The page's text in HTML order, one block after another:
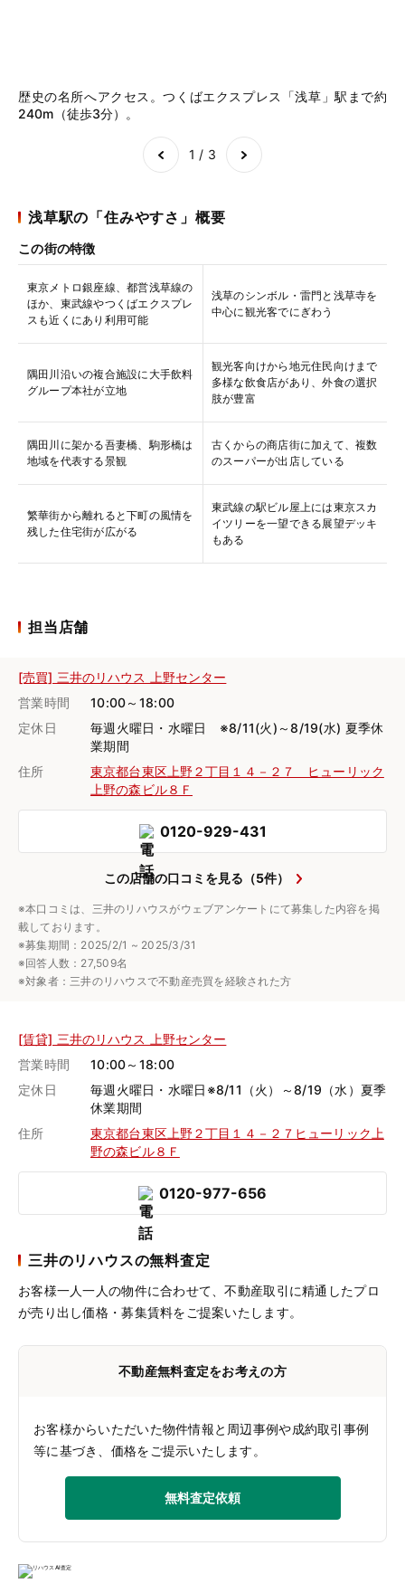
歴史の名所へアクセス。つくばエクスプレス「浅草」駅まで約
240m（徒歩3分）。
1 / 3
浅草駅の「住みやすさ」概要
この街の特徴
東京メトロ銀座線、都営浅草線の
ほか、東武線やつくばエクスプレ
スも近くにあり利用可能
浅草のシンボル・雷門と浅草寺を
中心に観光客でにぎわう
隅田川沿いの複合施設に大手飲料
グループ本社が立地
観光客向けから地元住民向けまで
多様な飲食店があり、外食の選択
肢が豊富
隅田川に架かる吾妻橋、駒形橋は
地域を代表する景観
古くからの商店街に加えて、複数
のスーパーが出店している
繁華街から離れると下町の風情を
残した住宅街が広がる
東武線の駅ビル屋上には東京スカ
イツリーを一望できる展望デッキ
もある
担当店舗
[売買] 三井のリハウス 上野センター
営業時間
10:00～18:00
定休日
毎週火曜日・水曜日 ※8/11(火)～8/19(水) 夏季休
業期間
住所
東京都台東区上野２丁目１４－２７ ヒューリック
上野の森ビル８Ｆ
0120-929-431
この店舗の口コミを見る（5件）
※本口コミは、三井のリハウスがウェブアンケートにて募集した内容を掲
載しております。
※募集期間：2025/2/1 ~ 2025/3/31
※回答人数：27,509名
※対象者：三井のリハウスで不動産売買を経験された方
[賃貸] 三井のリハウス 上野センター
営業時間
10:00～18:00
定休日
毎週火曜日・水曜日※8/11（火）～8/19（水）夏季
休業期間
住所
東京都台東区上野２丁目１４－２７ヒューリック上
野の森ビル８Ｆ
0120-977-656
三井のリハウスの無料査定
お客様一人一人の物件に合わせて、不動産取引に精通したプロ
が売り出し価格・募集賃料をご提案いたします。
不動産無料査定をお考えの方
お客様からいただいた物件情報と周辺事例や成約取引事例
等に基づき、価格をご提示いたします。
無料査定依頼